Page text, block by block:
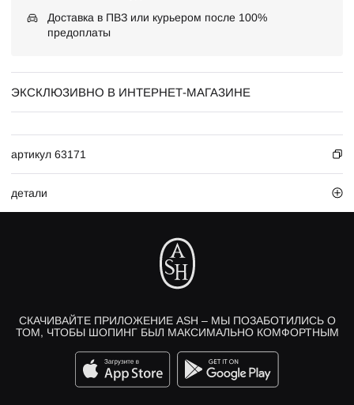
Доставка в ПВЗ или курьером после 100%
предоплаты
ЭКСКЛЮЗИВНО В ИНТЕРНЕТ-МАГАЗИНЕ
артикул 63171
детали
СКАЧИВАЙТЕ ПРИЛОЖЕНИЕ ASH – МЫ ПОЗАБОТИЛИСЬ О
ТОМ, ЧТОБЫ ШОПИНГ БЫЛ МАКСИМАЛЬНО КОМФОРТНЫМ